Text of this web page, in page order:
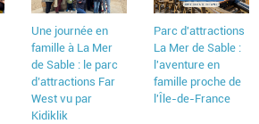
Une journée en
famille à La Mer
de Sable : le parc
d’attractions Far
West vu par
Kidiklik
Parc d'attractions
La Mer de Sable :
l'aventure en
famille proche de
l'Île-de-France